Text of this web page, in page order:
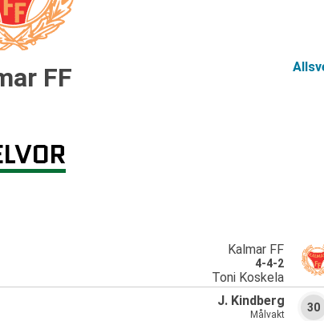
FF
Kalmar FF
4-4-2
Toni Koskela
J. Kindberg
Målvakt
30